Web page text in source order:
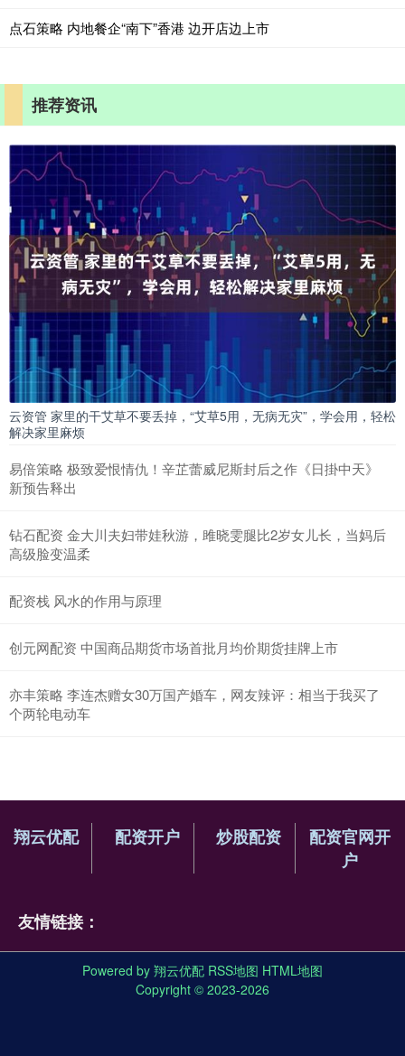
点石策略 内地餐企“南下”香港 边开店边上市
推荐资讯
云资管 家里的干艾草不要丢掉，“艾草5用，无病无灾”，学会用，轻松
解决家里麻烦
易倍策略 极致爱恨情仇！辛芷蕾威尼斯封后之作《日掛中天》
新预告释出
钻石配资 金大川夫妇带娃秋游，雎晓雯腿比2岁女儿长，当妈后
高级脸变温柔
配资栈 风水的作用与原理
创元网配资 中国商品期货市场首批月均价期货挂牌上市
亦丰策略 李连杰赠女30万国产婚车，网友辣评：相当于我买了
个两轮电动车
翔云优配 配资开户 炒股配资
配资官网开
户
友情链接：
Powered by 翔云优配 RSS地图 HTML地图
Copyright © 2023-2026